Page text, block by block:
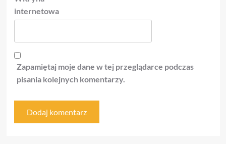
internetowa
Zapamiętaj moje dane w tej przeglądarce podczas
pisania kolejnych komentarzy.